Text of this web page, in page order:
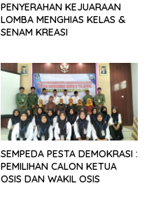
PENYERAHAN KEJUARAAN
LOMBA MENGHIAS KELAS &
SENAM KREASI
SEMPEDA PESTA DEMOKRASI :
PEMILIHAN CALON KETUA
OSIS DAN WAKIL OSIS